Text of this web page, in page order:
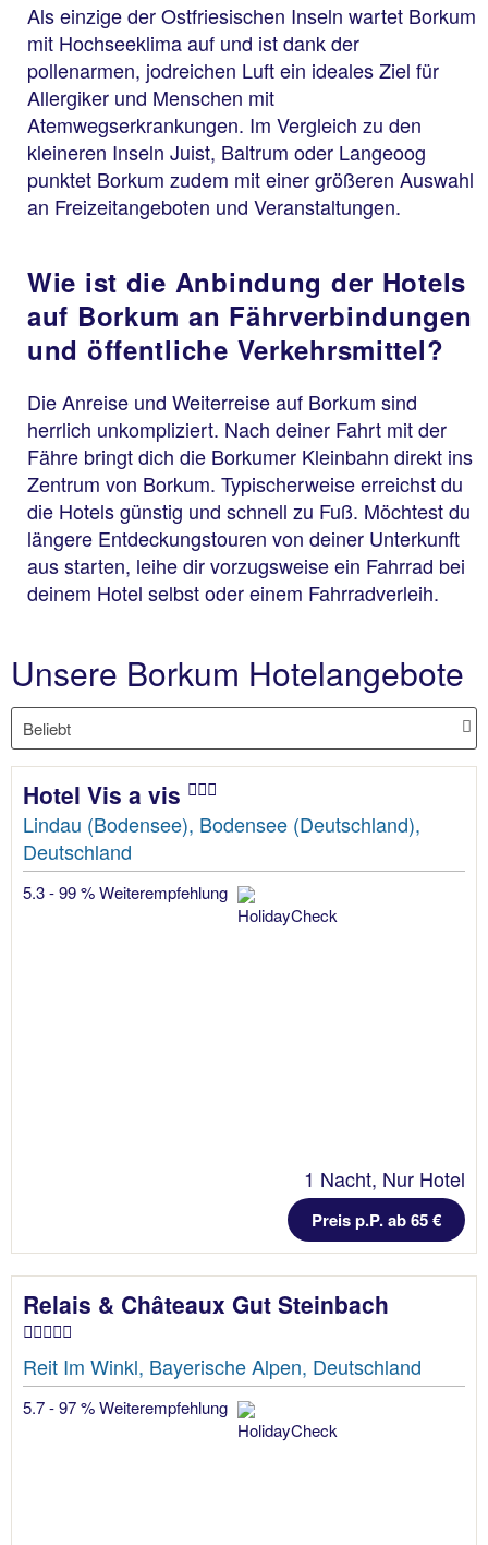
Als einzige der Ostfriesischen Inseln wartet Borkum
mit Hochseeklima auf und ist dank der
pollenarmen, jodreichen Luft ein ideales Ziel für
Allergiker und Menschen mit
Atemwegserkrankungen. Im Vergleich zu den
kleineren Inseln Juist, Baltrum oder Langeoog
punktet Borkum zudem mit einer größeren Auswahl
an Freizeitangeboten und Veranstaltungen.
Wie ist die Anbindung der Hotels
auf Borkum an Fährverbindungen
und öffentliche Verkehrsmittel?
Die Anreise und Weiterreise auf Borkum sind
herrlich unkompliziert. Nach deiner Fahrt mit der
Fähre bringt dich die Borkumer Kleinbahn direkt ins
Zentrum von Borkum. Typischerweise erreichst du
die Hotels günstig und schnell zu Fuß. Möchtest du
längere Entdeckungstouren von deiner Unterkunft
aus starten, leihe dir vorzugsweise ein Fahrrad bei
deinem Hotel selbst oder einem Fahrradverleih.
Unsere Borkum Hotelangebote
Hotel Vis a vis
Lindau (Bodensee), Bodensee (Deutschland),
Deutschland
5.3 - 99 % Weiterempfehlung
1 Nacht, Nur Hotel
Preis p.P. ab 65 €
Relais & Châteaux Gut Steinbach
Reit Im Winkl, Bayerische Alpen, Deutschland
5.7 - 97 % Weiterempfehlung